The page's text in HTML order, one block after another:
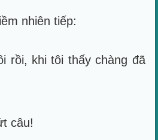
nhiên tiếp:
rồi, khi tôi thấy chàng đã
câu!